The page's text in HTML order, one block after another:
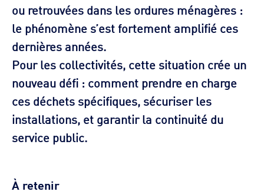
ou retrouvées dans les ordures ménagères :
le phénomène s’est fortement amplifié ces
dernières années.
Pour les collectivités, cette situation crée un
nouveau défi : comment prendre en charge
ces déchets spécifiques, sécuriser les
installations, et garantir la continuité du
service public.
À retenir